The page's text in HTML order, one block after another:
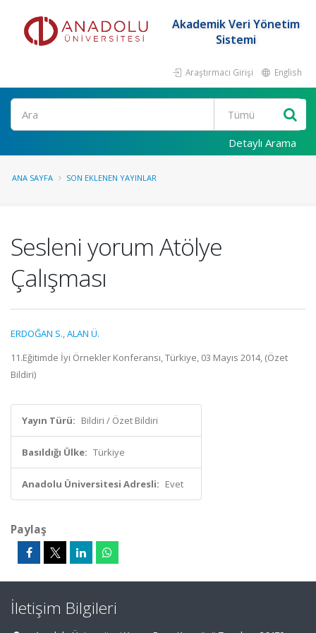
Akademik Veri Yönetim
Sistemi
Araştırmacı Girişi English
Ara
Detaylı Arama
ANA SAYFA SON EKLENEN YAYINLAR
Sesleni yorum Atölye
Çalışması
ERDOĞAN S.,ALAN Ü.
11.Eğitimde İyi Örnekler Konferansı, Türkiye, 03 Mayıs 2014, (Özet
Bildiri)
Yayın Türü: Bildiri / Özet Bildiri
Basıldığı Ülke: Türkiye
Anadolu Üniversitesi Adresli: Evet
Paylaş
İletişim Bilgileri